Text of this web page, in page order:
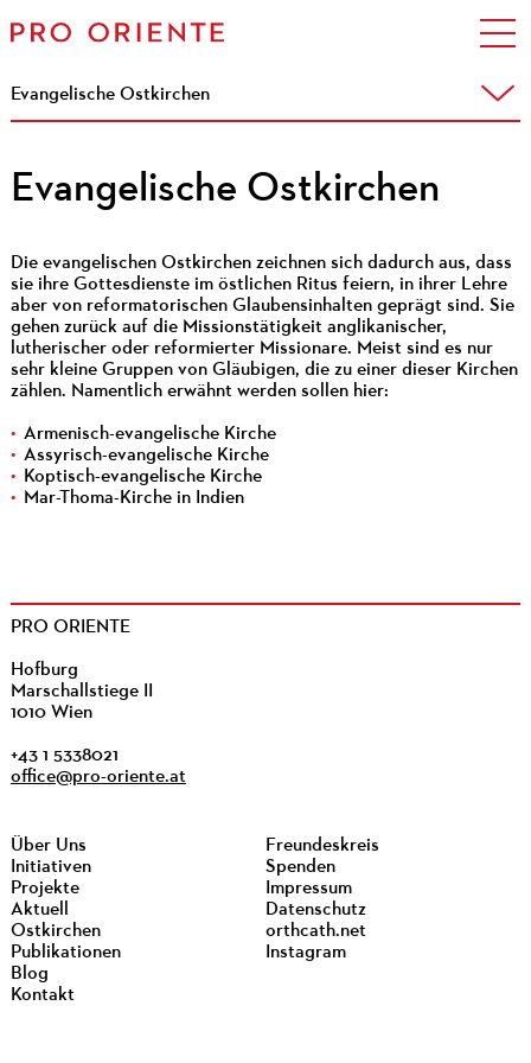
Evangelische Ostkirchen
Evangelische Ostkirchen
Die evangelischen Ostkirchen zeichnen sich dadurch aus, dass
sie ihre Gottesdienste im östlichen Ritus feiern, in ihrer Lehre
aber von reformatorischen Glaubensinhalten geprägt sind. Sie
gehen zurück auf die Missionstätigkeit anglikanischer,
lutherischer oder reformierter Missionare. Meist sind es nur
sehr kleine Gruppen von Gläubigen, die zu einer dieser Kirchen
zählen. Namentlich erwähnt werden sollen hier:
Armenisch-evangelische Kirche
Assyrisch-evangelische Kirche
Koptisch-evangelische Kirche
Mar-Thoma-Kirche in Indien
PRO ORIENTE
Hofburg
Marschallstiege II
1010 Wien
+43 1 5338021
office@pro-oriente.at
Über Uns
Initiativen
Projekte
Aktuell
Ostkirchen
Publikationen
Blog
Kontakt
Freundeskreis
Spenden
Impressum
Datenschutz
orthcath.net
Instagram